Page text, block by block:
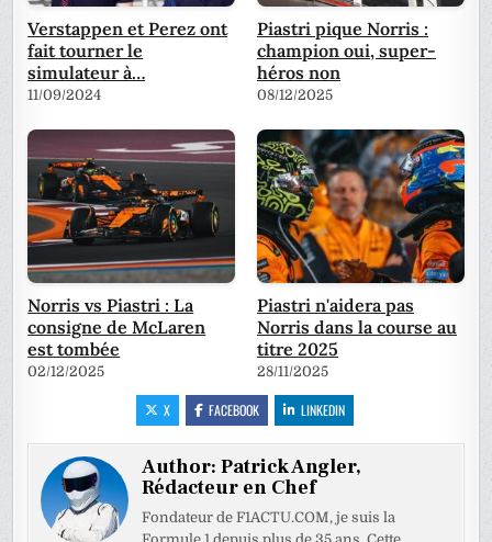
Verstappen et Perez ont
fait tourner le
simulateur à…
11/09/2024
Piastri pique Norris :
champion oui, super-
héros non
08/12/2025
Norris vs Piastri : La
consigne de McLaren
est tombée
02/12/2025
Piastri n'aidera pas
Norris dans la course au
titre 2025
28/11/2025
X FACEBOOK LINKEDIN
Author:Patrick Angler,
Rédacteur en Chef
Fondateur de F1ACTU.COM, je suis la